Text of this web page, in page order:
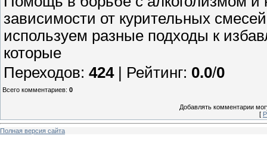
зависимости от курительных
используем разные подходы к
которые
Переходов: 424| Рейтинг: 0.0/0
Всего комментариев: 0
Добавлять комментарии
[
Полная версия сайта